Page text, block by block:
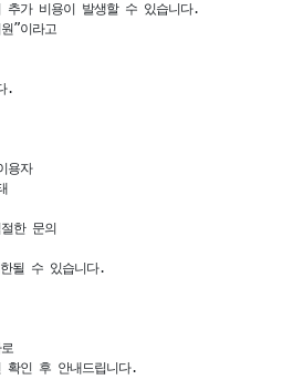
가 비용이 발생할 수 있습니다.
”이라고
.
용자
한 문의
될 수 있습니다.
확인 후 안내드립니다.